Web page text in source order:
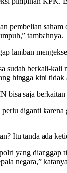
pembelian
tambahnya.
lamban
sudah berkali-
hingga kini tidak
saja
diganti
Itu tanda ada
yang
negara,”